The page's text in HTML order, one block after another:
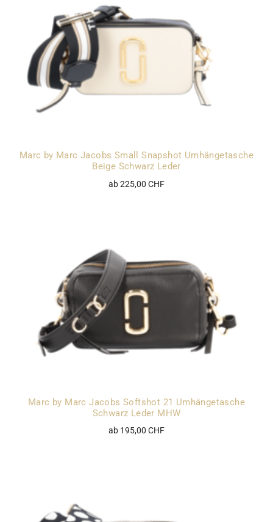
Marc by Marc Jacobs Small Snapshot Umhängetasche
Beige Schwarz Leder
ab 225,00 CHF
Marc by Marc Jacobs Softshot 21 Umhängetasche
Schwarz Leder MHW
ab 195,00 CHF